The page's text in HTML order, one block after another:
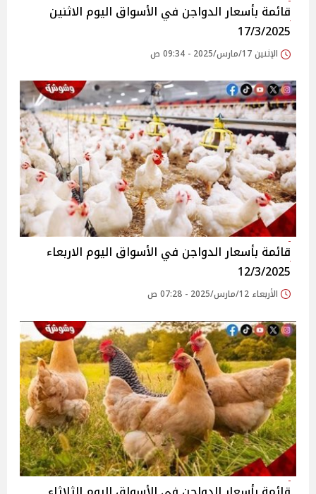
قائمة بأسعار الدواجن في الأسواق‎‎ اليوم الاثنين
17/3/2025
الإثنين 17/مارس/2025 - 09:34 ص
قائمة بأسعار الدواجن في الأسواق‎‎ اليوم الاربعاء
12/3/2025
الأربعاء 12/مارس/2025 - 07:28 ص